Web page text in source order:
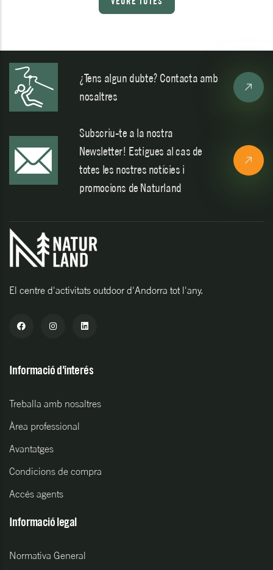
¿Tens algun dubte? Contacta amb
nosaltres
Subscriu-te a la nostra
Newsletter! Estigues al cas de
totes les nostres notícies i
promocions de Naturland
El centre d'activitats outdoor d'Andorra tot l'any.
Informació d'interés
Treballa amb nosaltres
Àrea professional
Avantatges
Condicions de compra
Accés agents
Informació legal
Normativa General